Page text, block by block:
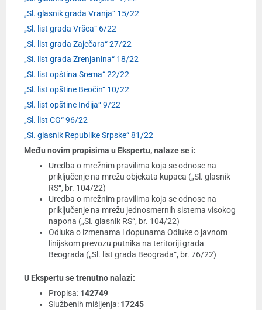
„Sl. glasnik grada Vranja“ 15/22
„Sl. list grada Vršca“ 6/22
„Sl. list grada Zaječara“ 27/22
„Sl. list grada Zrenjanina“ 18/22
„Sl. list opština Srema“ 22/22
„Sl. list opštine Beočin“ 10/22
„Sl. list opštine Inđija“ 9/22
„Sl. list CG“ 96/22
„Sl. glasnik Republike Srpske“ 81/22
Među novim propisima u Ekspertu, nalaze se i:
Uredba o mrežnim pravilima koja se odnose na
priključenje na mrežu objekata kupaca („Sl. glasnik
RS“, br. 104/22)
Uredba o mrežnim pravilima koja se odnose na
priključenje na mrežu jednosmernih sistema visokog
napona („Sl. glasnik RS“, br. 104/22)
Odluka o izmenama i dopunama Odluke o javnom
linijskom prevozu putnika na teritoriji grada
Beograda („Sl. list grada Beograda“, br. 76/22)
U Ekspertu se trenutno nalazi:
Propisa: 142749
Službenih mišljenja: 17245